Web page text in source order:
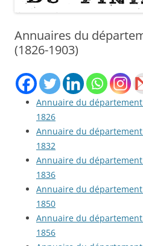
Annuaires du
(1826-1903)
Annuaire du
1826
Annuaire du
1832
Annuaire du
1836
Annuaire du
1850
Annuaire du
1856